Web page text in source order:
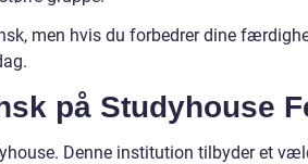
men hvis du forbedrer dine
på Studyhouse
Denne institution tilbyder et